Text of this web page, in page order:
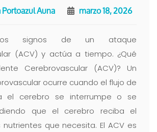
Auna marzo 18, 2026
los signos de un ataque
(ACV) y actúa a tiempo. ¿Qué
Cerebrovascular (ACV)? Un
ocurre cuando el flujo de
el cerebro se interrumpe o se
que el cerebro reciba el
que necesita. El ACV es